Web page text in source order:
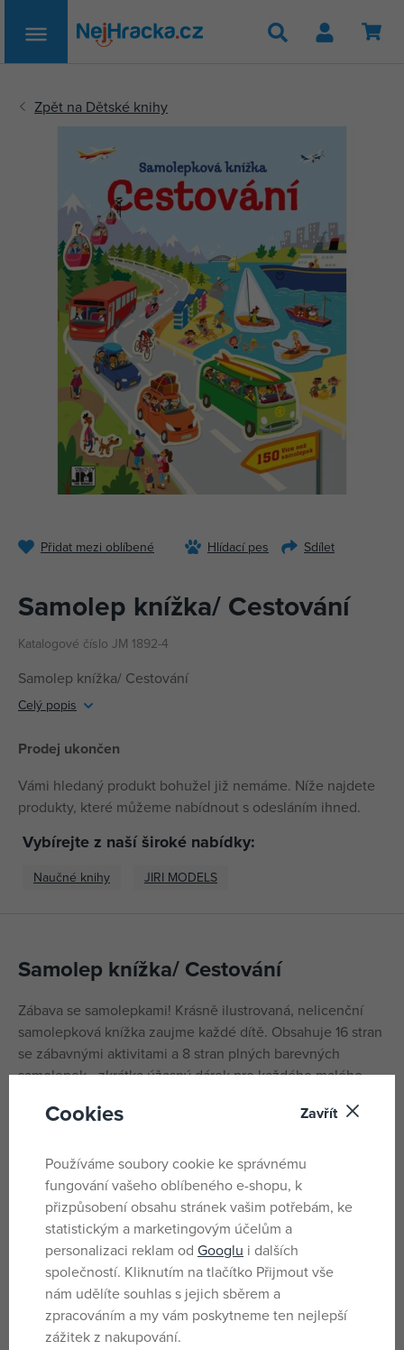
Hledat
Přidat mezi oblíbené Hlídací pes Sdílet
Samolep knížka/ Cestování
Katalogové číslo JM 1892-4
Samolep knížka/ Cestování
Celý popis
Prodej ukončen
Vámi hledaný produkt bohužel již nemáme. Níže najdete
produkty, které můžeme nabídnout s odesláním ihned.
Vybírejte z naší široké nabídky:
Naučné knihy JIRI MODELS
Samolep knížka/ Cestování
Zábava se samolepkami! Krásně ilustrovaná, nelicenční
samolepková knížka zaujme každé dítě. Obsahuje 16 stran
se zábavnými aktivitami a 8 stran plných barevných
samolepek - zkrátka úžasný dárek pro každého malého
Parametry
Pohlaví Pro holky i kluky
Věk od 3 let
Země původu CN
EANs 8595593818924
Dodavatelské číslo
Cookies Zavřít
Používáme soubory cookie ke správnému
fungování vašeho oblíbeného e-shopu, k
přizpůsobení obsahu stránek vašim potřebám, ke
statistickým a marketingovým účelům a
personalizaci reklam od Googlu i dalších
společností. Kliknutím na tlačítko Přijmout vše
nám udělíte souhlas s jejich sběrem a
zpracováním a my vám poskytneme ten nejlepší
zážitek z nakupování.